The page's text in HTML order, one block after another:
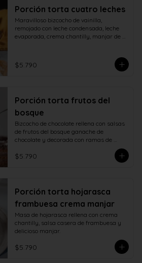
Porción torta cuatro leches
Maravilloso bizcocho de vainilla,
remojado con leche condensada, leche
evaporada, crema chantilly, manjar de
$5.790
Porción torta frutos del
bosque
Bizcocho de chocolate rellena con salsas
de frutos del bosque ganache de
chocolate y decorada con ramas de
$5.790
Porción torta hojarasca
frambuesa crema manjar
Masa de hojarasca rellena con crema
chantilly, salsa casera de frambuesa y
delicioso manjar.
$5.790